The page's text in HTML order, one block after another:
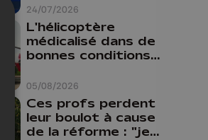
24/07/2026
05/08/2026
L'hélicoptère
médicalisé dans de
bonnes conditions à
Ces profs perdent
leur boulot à cause
de la réforme : "je